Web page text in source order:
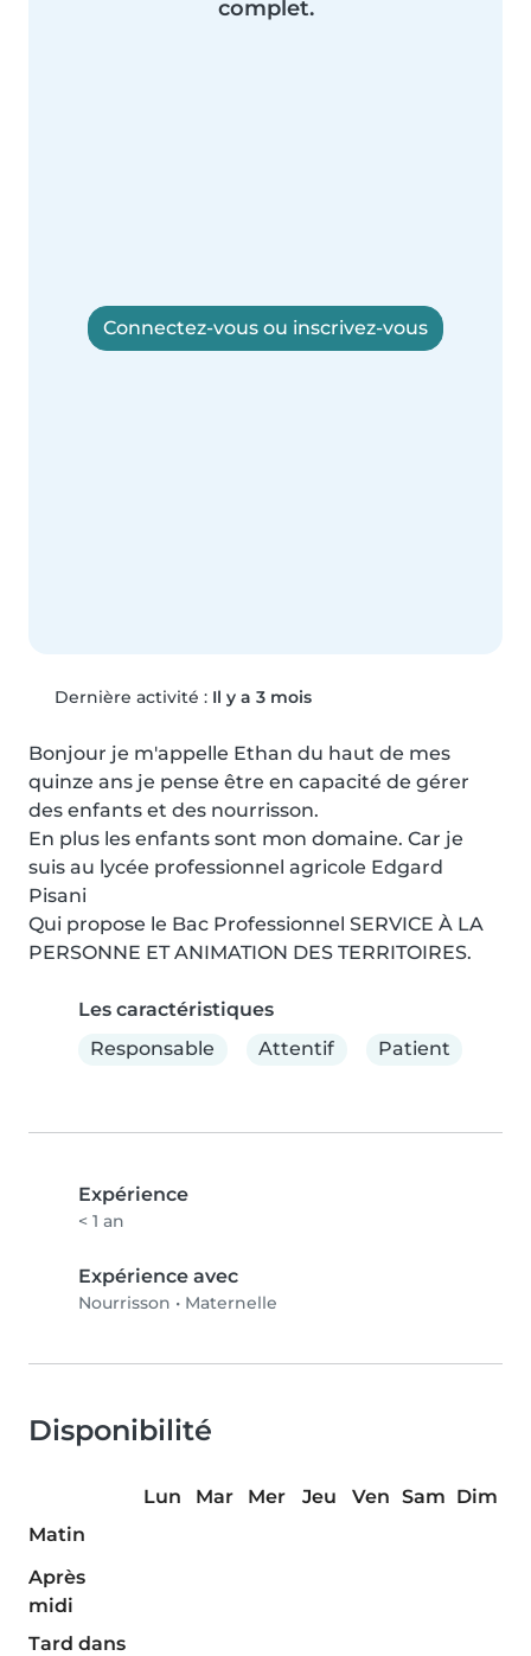
complet.
Connectez-vous ou inscrivez-vous
Dernière activité : Il y a 3 mois
Bonjour je m'appelle Ethan du haut de mes
quinze ans je pense être en capacité de gérer
des enfants et des nourrisson.
En plus les enfants sont mon domaine. Car je
suis au lycée professionnel agricole Edgard
Pisani
Qui propose le Bac Professionnel SERVICE À LA
PERSONNE ET ANIMATION DES TERRITOIRES.
Les caractéristiques
Responsable
Attentif Patient
Expérience
< 1 an
Expérience avec
Nourrisson • Maternelle
Disponibilité
Lun Mar Mer Jeu Ven Sam Dim
Matin
Après
midi
Tard dans